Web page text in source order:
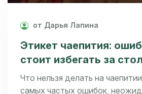
от Дарья Лапина
Этикет чаепития:
стоит избегать за
Что нельзя делать на
самых частых ошибок,